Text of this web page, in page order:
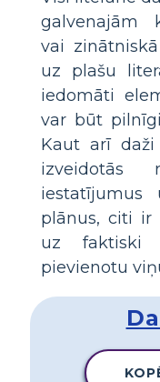
galvenajām
vai
uz plašu
iedomāti
var būt
Kaut arī
izveidotās
iestatījumus
plānus, citi ir
uz faktiski
pievienotu